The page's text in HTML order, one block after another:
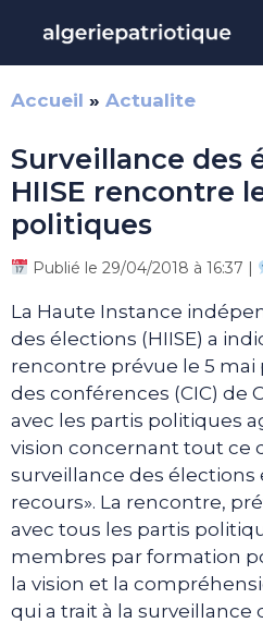
contenu
Accueil » Actualite
Surveillance des
HIISE rencontre
politiques
Publié le 29/04/2018 à 16:37 |
La Haute Instance
des élections (HIISE) a
rencontre prévue le 5 mai
des conférences (CIC) de
avec les partis politiques
vision concernant tout ce
surveillance des
recours». La rencontre,
avec tous les partis
membres par formation
la vision et la
qui a trait à la surveillance